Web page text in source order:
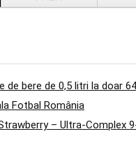
de bere de 0,5 litri la doar
Fotbal România
– Ultra-Complex